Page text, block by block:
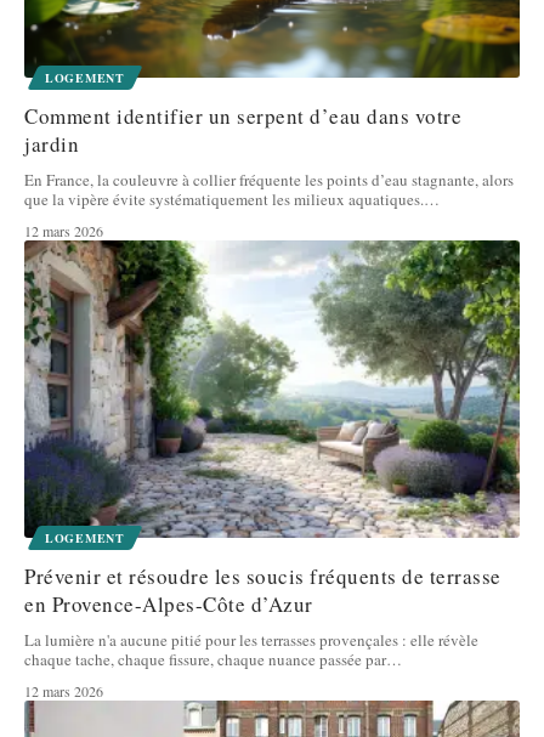
LOGEMENT
Comment identifier un serpent d’eau dans votre
jardin
En France, la couleuvre à collier fréquente les points d’eau stagnante, alors
que la vipère évite systématiquement les milieux aquatiques.…
12 mars 2026
LOGEMENT
Prévenir et résoudre les soucis fréquents de terrasse
en Provence-Alpes-Côte d’Azur
La lumière n'a aucune pitié pour les terrasses provençales : elle révèle
chaque tache, chaque fissure, chaque nuance passée par…
12 mars 2026